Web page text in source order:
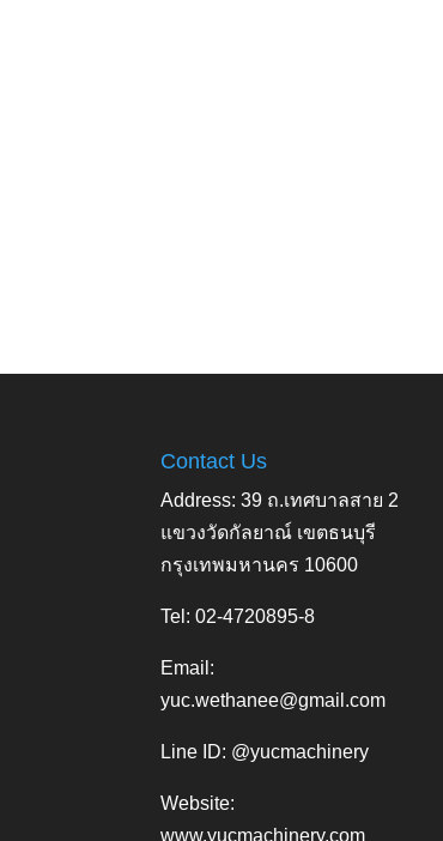
Contact Us
Address: 39 ถ.เทศบาลสาย 2
แขวงวัดกัลยาณ์ เขตธนบุรี
กรุงเทพมหานคร 10600
Tel: 02-4720895-8
Email:
yuc.wethanee@gmail.com
Line ID: @yucmachinery
Website:
www.yucmachinery.com